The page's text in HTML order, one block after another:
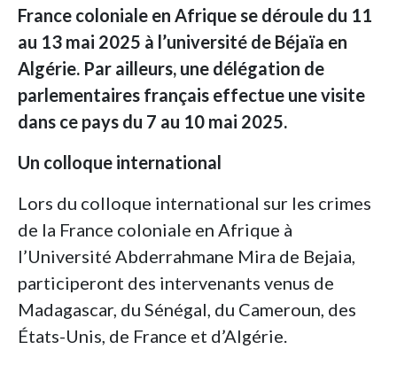
France coloniale en Afrique se déroule du 11
au 13 mai 2025 à l’université de Béjaïa en
Algérie. Par ailleurs, une délégation de
parlementaires français effectue une visite
dans ce pays du 7 au 10 mai 2025.
Un colloque international
Lors du colloque international sur les crimes
de la France coloniale en Afrique à
l’Université Abderrahmane Mira de Bejaia,
participeront des intervenants venus de
Madagascar, du Sénégal, du Cameroun, des
États-Unis, de France et d’Algérie.